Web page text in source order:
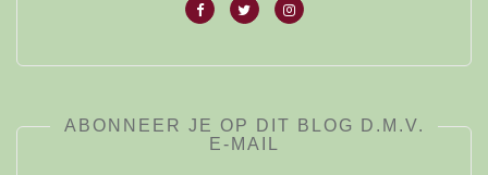
ABONNEER JE OP DIT BLOG D.M.V.
E-MAIL